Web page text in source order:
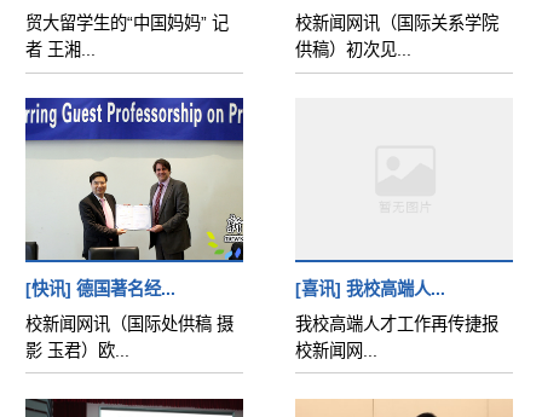
贸大留学生的“中国妈妈” 记
者 王湘...
校新闻网讯（国际关系学院
供稿）初次见...
[快讯] 德国著名经...
校新闻网讯（国际处供稿 摄
影 玉君）欧...
[喜讯] 我校高端人...
我校高端人才工作再传捷报
校新闻网...